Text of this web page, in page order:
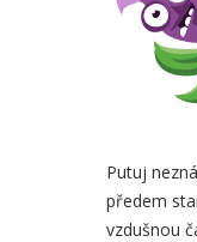
Putuj
předem
vzdušnou